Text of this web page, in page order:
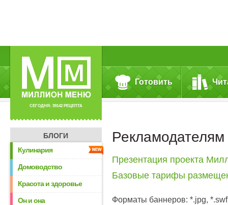
СЕГОДНЯ: 39142 РЕЦЕПТА
Готовить
БЛОГИ
Кулинария
Домоводство
Красота и здоровье
Он и она
Рекламодателям
Презентация проекта
Базовые тарифы
Форматы баннеров: *.jpg,